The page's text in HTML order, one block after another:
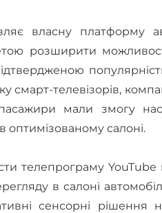
власну платформу
розширити
смарт-телевізорів,
мали змогу
салоні.
телепрограму YouTube
в салоні
сенсорні рішення